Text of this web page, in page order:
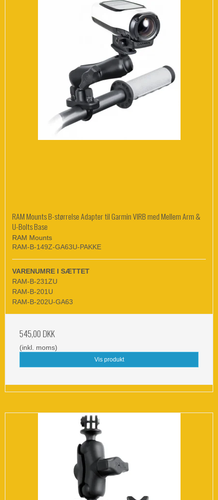
RAM Mounts B-størrelse Adapter til Garmin VIRB med Mellem Arm &
U-Bolts Base
RAM Mounts
RAM-B-149Z-GA63U-PAKKE
VARENUMRE I SÆTTET
RAM-B-231ZU
RAM-B-201U
RAM-B-202U-GA63
545,00 DKK
(inkl. moms)
Vis produkt